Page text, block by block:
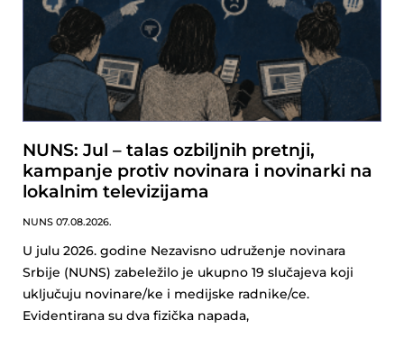
NUNS: Jul – talas ozbiljnih pretnji,
kampanje protiv novinara i novinarki na
lokalnim televizijama
NUNS 07.08.2026.
U julu 2026. godine Nezavisno udruženje novinara
Srbije (NUNS) zabeležilo je ukupno 19 slučajeva koji
uključuju novinare/ke i medijske radnike/ce.
Evidentirana su dva fizička napada,